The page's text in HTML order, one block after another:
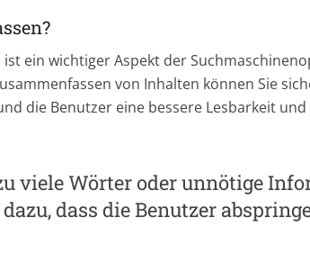
ist ein wichtiger Aspekt der
von Inhalten können Sie
die Benutzer eine bessere Lesbarkeit
viele Wörter oder unnötige
dass die Benutzer